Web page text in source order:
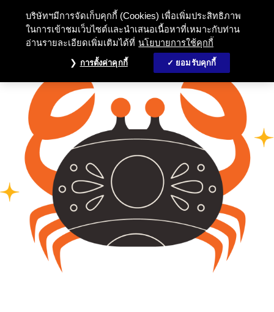
บริษัทฯมีการจัดเก็บคุกกี้ (Cookies) เพื่อเพิ่มประสิทธิภาพ
ในการเข้าชมเว็บไซต์และนำเสนอเนื้อหาที่เหมาะกับท่าน
อ่านรายละเอียดเพิ่มเติมได้ที่ นโยบายการใช้คุกกี้
การตั้งค่าคุกกี้ ยอมรับคุกกี้